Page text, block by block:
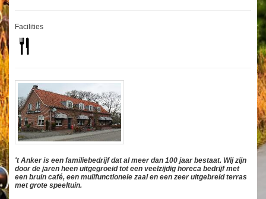
Facilities
't Anker is een familiebedrijf dat al meer dan 100 jaar bestaat. Wij zijn
door de jaren heen uitgegroeid tot een veelzijdig horeca bedrijf met
een bruin café, een mulifunctionele zaal en een zeer uitgebreid terras
met grote speeltuin.